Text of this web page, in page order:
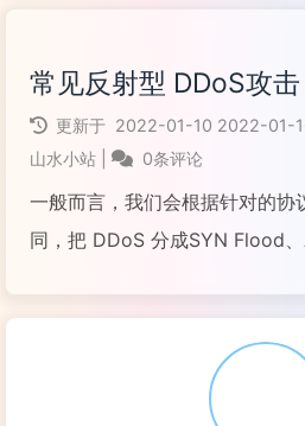
阅读全文...
常见反射型 DDoS攻
更新于 2022-01-10 2022-01-
山水小站
0条评论
一般而言，我们会根据针对的协
同，把 DDoS 分成SYN Flood
HTTP Flood、ICMP Flood、